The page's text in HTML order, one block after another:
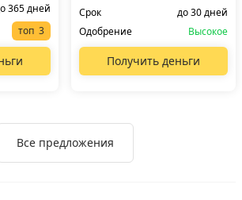
365 дней
топ
Срок
до 30 дней
Одобрение
Высокое
Получить деньги
Все предложения